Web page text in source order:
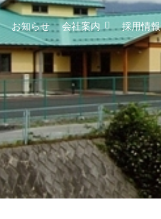
お知らせ 会社案内 採用情報